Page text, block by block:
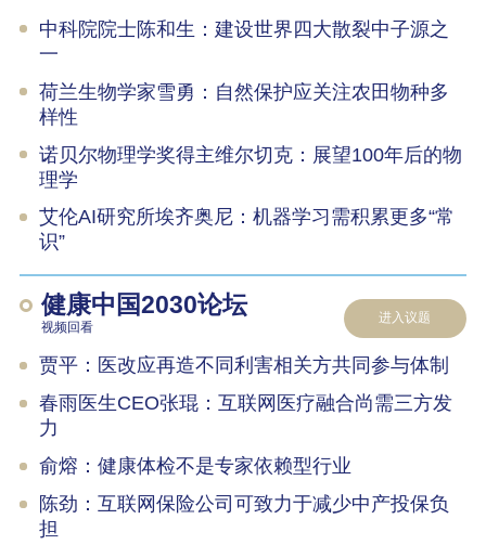
中科院院士陈和生：建设世界四大散裂中子源之
一
荷兰生物学家雪勇：自然保护应关注农田物种多
样性
诺贝尔物理学奖得主维尔切克：展望100年后的物
理学
艾伦AI研究所埃齐奥尼：机器学习需积累更多“常
识”
健康中国2030论坛
视频回看
进入议题
贾平：医改应再造不同利害相关方共同参与体制
春雨医生CEO张琨：互联网医疗融合尚需三方发
力
俞熔：健康体检不是专家依赖型行业
陈劲：互联网保险公司可致力于减少中产投保负
担